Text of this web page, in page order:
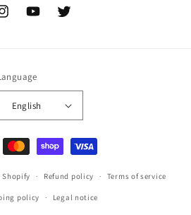
YouTubeTwitter
English
Shopify Refund policy Terms of service
policy Legal notice